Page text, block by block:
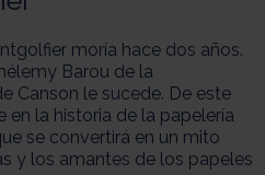
moría hace dos años.
Barou de la
Canson le sucede. De este
en la historia de la papelería
se convertirá en un mito
y los amantes de los papeles